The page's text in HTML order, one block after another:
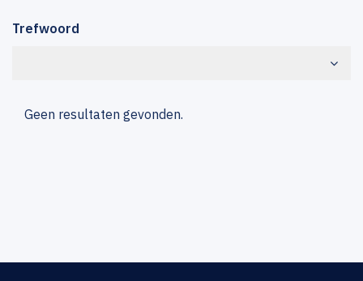
Trefwoord
Geen resultaten gevonden.